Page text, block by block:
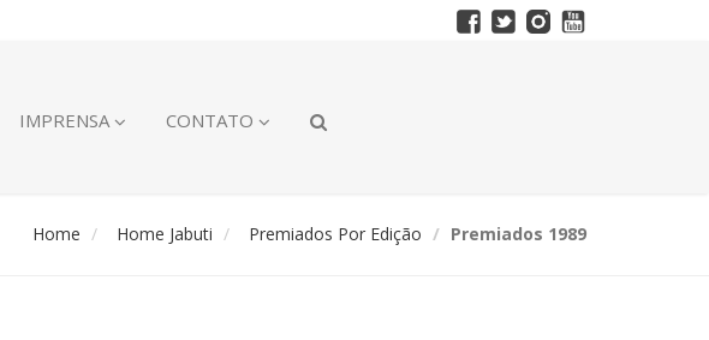
IMPRENSA CONTATO
Home Home Jabuti Premiados Por Edição Premiados 1989